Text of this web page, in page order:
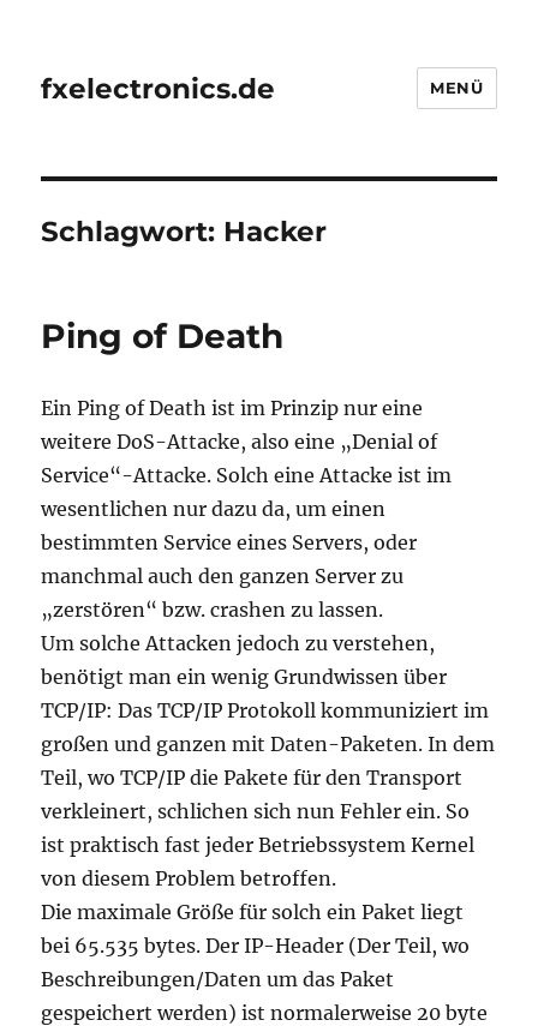
fxelectronics.de MENÜ
Schlagwort: Hacker
Ping of Death
Ein Ping of Death ist im Prinzip nur eine
weitere DoS-Attacke, also eine „Denial of
Service“-Attacke. Solch eine Attacke ist im
wesentlichen nur dazu da, um einen
bestimmten Service eines Servers, oder
manchmal auch den ganzen Server zu
„zerstören“ bzw. crashen zu lassen.
Um solche Attacken jedoch zu verstehen,
benötigt man ein wenig Grundwissen über
TCP/IP: Das TCP/IP Protokoll kommuniziert im
großen und ganzen mit Daten-Paketen. In dem
Teil, wo TCP/IP die Pakete für den Transport
verkleinert, schlichen sich nun Fehler ein. So
ist praktisch fast jeder Betriebssystem Kernel
von diesem Problem betroffen.
Die maximale Größe für solch ein Paket liegt
bei 65.535 bytes. Der IP-Header (Der Teil, wo
Beschreibungen/Daten um das Paket
gespeichert werden) ist normalerweise 20 byte